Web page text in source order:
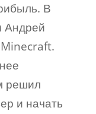
В
Андрей
Minecraft.
решил
и начать